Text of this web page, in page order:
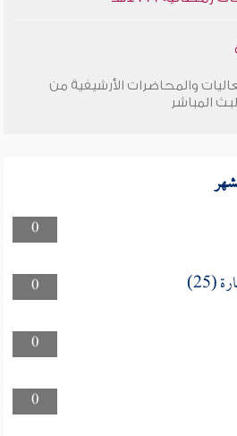
والمحاضرات الأرشيفية من
المباشر
0
0
(25)
0
0